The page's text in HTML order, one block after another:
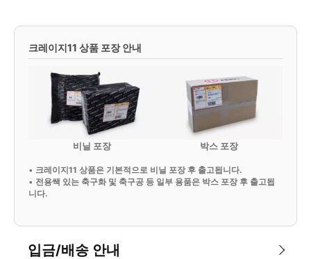
크레이지11 상품 포장 안내
비닐 포장 박스 포장
• 크레이지11 상품은 기본적으로 비닐 포장 후 출고됩니다.
• 전용쌕 있는 축구화 및 축구공 등 일부 용품은 박스 포장 후 출고됩
니다.
입금/배송 안내